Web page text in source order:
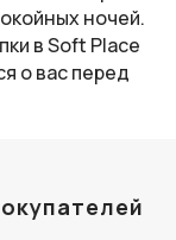
ночей.
в Soft Place
о вас перед